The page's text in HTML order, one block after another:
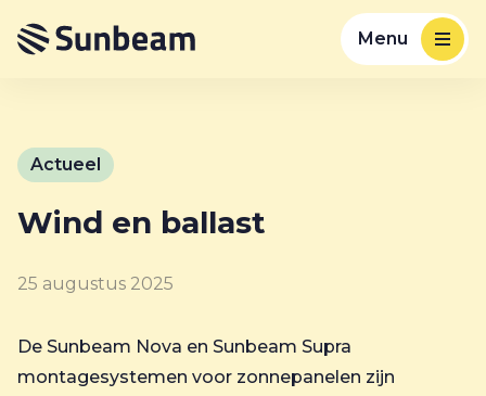
Menu
Actueel
Wind en ballast
25 augustus 2025
De Sunbeam Nova en Sunbeam Supra
montagesystemen voor zonnepanelen zijn